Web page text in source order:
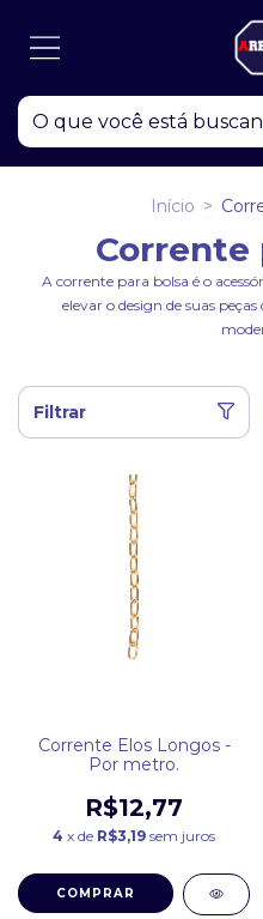
Início >
Corrente
A corrente para bolsa é o
elevar o design de suas
Filtrar
Corrente Elos Longos -
Por metro.
R$12,77
4 x de R$3,19 sem juros
COMPRAR